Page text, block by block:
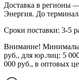
Доставка в
Энергия. До
Сроки поставки: 3-5
Внимание!
руб., для юр.лиц: 5
000 руб., в оптовых